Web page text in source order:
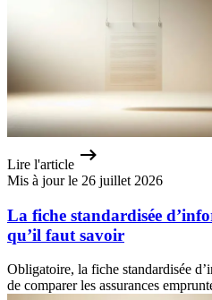
Lire l'article
Mis à jour le 26 juillet 2026
La fiche standardisée
qu’il faut savoir
Obligatoire, la fiche standardisée
de comparer les assurances